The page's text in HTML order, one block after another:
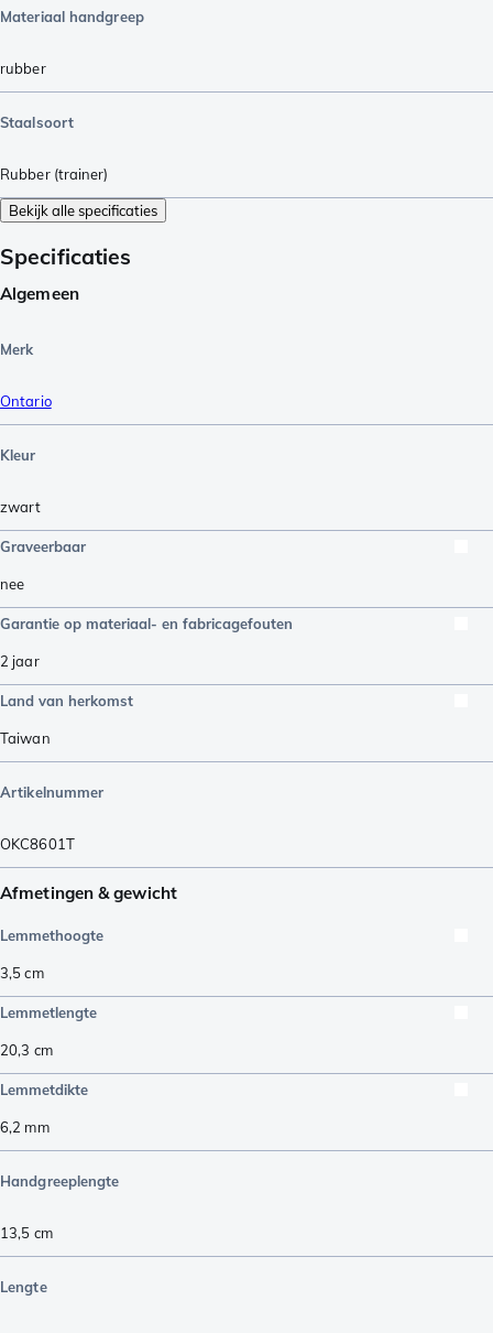
Materiaal handgreep
rubber
Staalsoort
Rubber (trainer)
Bekijk alle specificaties
Specificaties
Algemeen
Merk
Ontario
Kleur
zwart
Graveerbaar
nee
Garantie op materiaal- en fabricagefouten
2 jaar
Land van herkomst
Taiwan
Artikelnummer
OKC8601T
Afmetingen & gewicht
Lemmethoogte
3,5cm
Lemmetlengte
20,3 cm
Lemmetdikte
6,2 mm
Handgreeplengte
13,5 cm
Lengte